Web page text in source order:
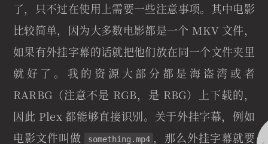
了，只不过在使用上需要一些注意事项。其中电影
比较简单，因为大多数电影都是一个 MKV 文件，
如果有外挂字幕的话就把他们放在同一个文件夹里
就好了。我的资源大部分都是海盗湾或者
RARBG（注意不是 RGB，是 RBG）上下载的，
因此 Plex 都能够直接识别。关于外挂字幕，例如
电影文件叫做
something.mp4 ，那么外挂字幕就要